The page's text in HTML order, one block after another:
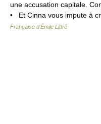
une accusation capitale.
• Et Cinna vous impute à
Française d'Émile Littré